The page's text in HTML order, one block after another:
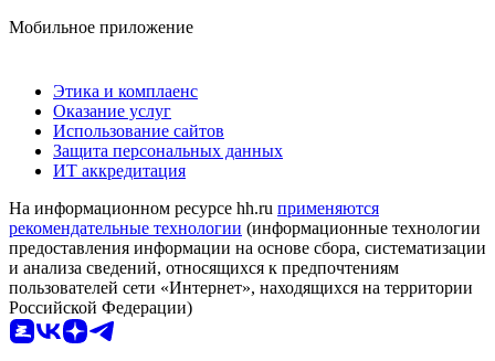
Мобильное приложение
Этика и комплаенс
Оказание услуг
Использование сайтов
Защита персональных данных
ИТ аккредитация
На информационном ресурсе hh.ru применяются
рекомендательные технологии (информационные технологии
предоставления информации на основе сбора, систематизации
и анализа сведений, относящихся к предпочтениям
пользователей сети «Интернет», находящихся на территории
Российской Федерации)